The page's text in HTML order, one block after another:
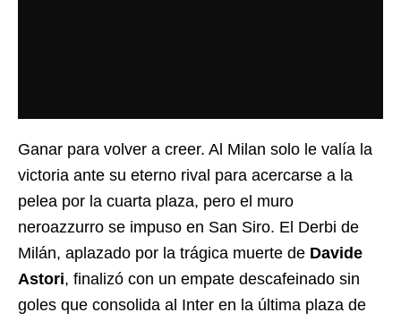
Ganar para volver a creer. Al Milan solo le valía la
victoria ante su eterno rival para acercarse a la
pelea por la cuarta plaza, pero el muro
neroazzurro se impuso en San Siro. El Derbi de
Milán, aplazado por la trágica muerte de Davide
Astori, finalizó con un empate descafeinado sin
goles que consolida al Inter en la última plaza de